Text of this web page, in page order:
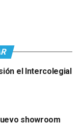
el Intercolegial
showroom